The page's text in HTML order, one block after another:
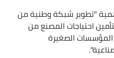
"تطوير شبكة وطنية من
احتياجات المصنع من
الصغيرة